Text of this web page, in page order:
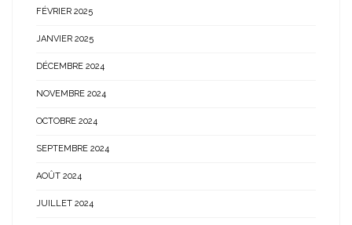
FÉVRIER 2025
JANVIER 2025
DÉCEMBRE 2024
NOVEMBRE 2024
OCTOBRE 2024
SEPTEMBRE 2024
AOÛT 2024
JUILLET 2024